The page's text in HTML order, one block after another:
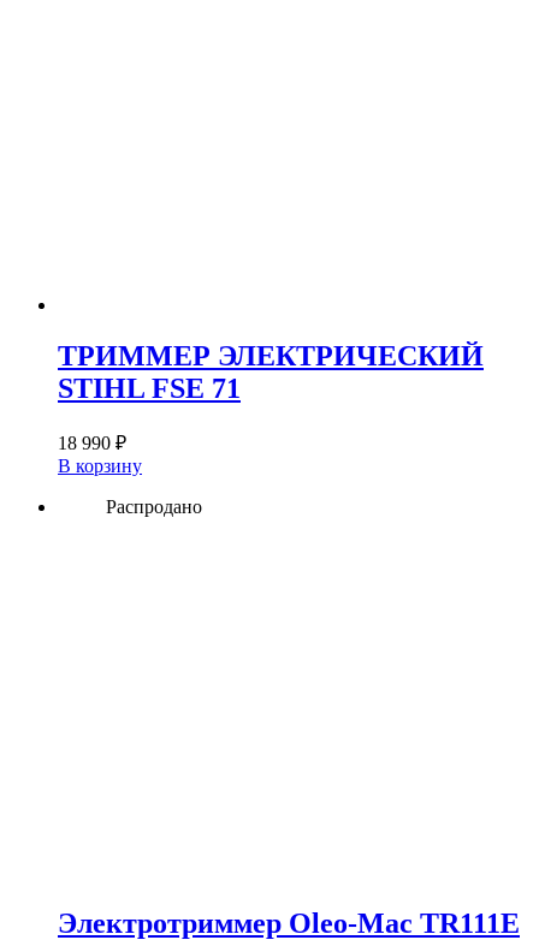
ТРИММЕР ЭЛЕКТРИЧЕСКИЙ
STIHL FSE 71
18 990 ₽
В корзину
Распродано
Электротриммер Oleo-Mac TR111E